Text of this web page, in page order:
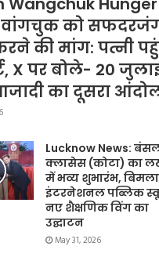
वांगचुक को
की मांग: पत्नी
X पर बोले- 20
का दूसरा
Lucknow News:
क्लासेस (कोटा) का
में भव्य शुभारंभ, बिमला
इंटरनेशनल पब्लिक
नए शैक्षणिक विंग का
उद्घाटन
May 31, 2026